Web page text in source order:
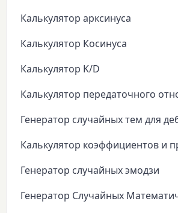
Калькулятор арксинуса
Калькулятор Косинуса
Калькулятор K/D
Калькулятор передаточного
Генератор случайных тем для
Калькулятор коэффициентов и
Генератор случайных эмодзи
Генератор Случайных